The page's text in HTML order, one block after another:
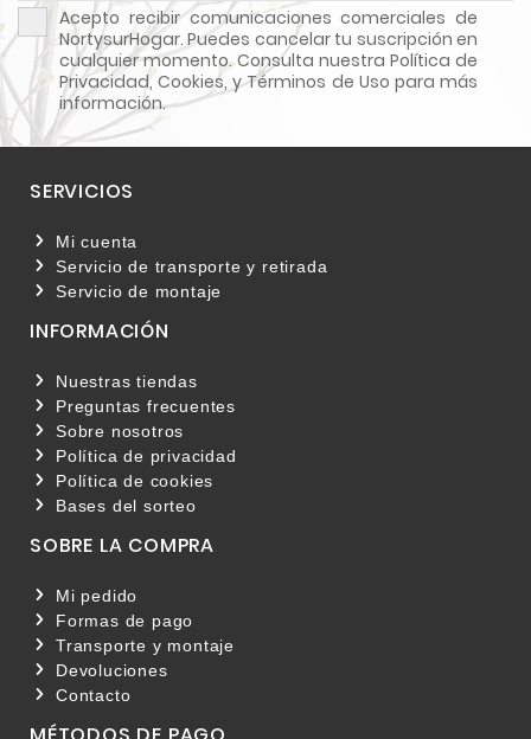
Acepto recibir comunicaciones comerciales de
NortysurHogar. Puedes cancelar tu suscripción en
cualquier momento. Consulta nuestra Política de
Privacidad, Cookies, y Términos de Uso para más
información.
SERVICIOS
Mi cuenta
Servicio de transporte y retirada
Servicio de montaje
INFORMACIÓN
Nuestras tiendas
Preguntas frecuentes
Sobre nosotros
Política de privacidad
Política de cookies
Bases del sorteo
SOBRE LA COMPRA
Mi pedido
Formas de pago
Transporte y montaje
Devoluciones
Contacto